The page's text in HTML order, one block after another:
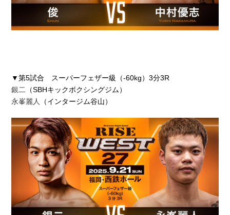
▼第5試合 スーパーフェザー級（-60kg）3分3R
銀二
（SBHキックボクシングジム）
永峯麗人
（インタージム谷山）